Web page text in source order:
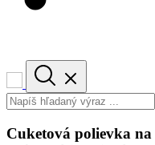
Cuketová polievka na